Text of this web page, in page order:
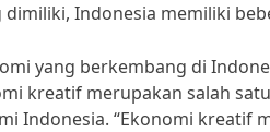
dimiliki, Indonesia memiliki
yang berkembang di
kreatif merupakan salah
Indonesia. “Ekonomi kreatif